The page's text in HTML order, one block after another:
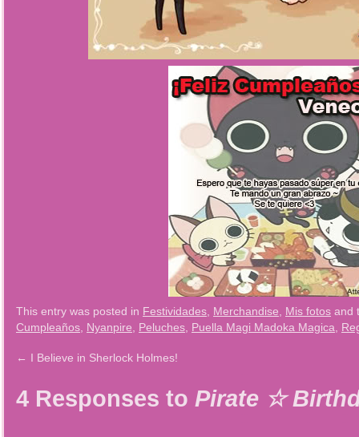
This entry was posted in Festividades Merchandise Mis fotos and
Cumpleaños Nyanpire Peluches Puella Magi Madoka Magica
← I Believe in Sherlock Holmes!
4 Responses to Pirate ☆